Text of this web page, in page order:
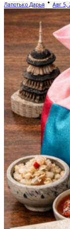
Лапотько Дарья Авг 5,